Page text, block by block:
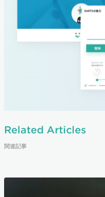
Related Articles
関連記事